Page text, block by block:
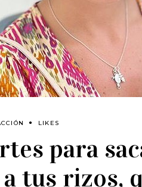
LIKES
para
tus rizos,